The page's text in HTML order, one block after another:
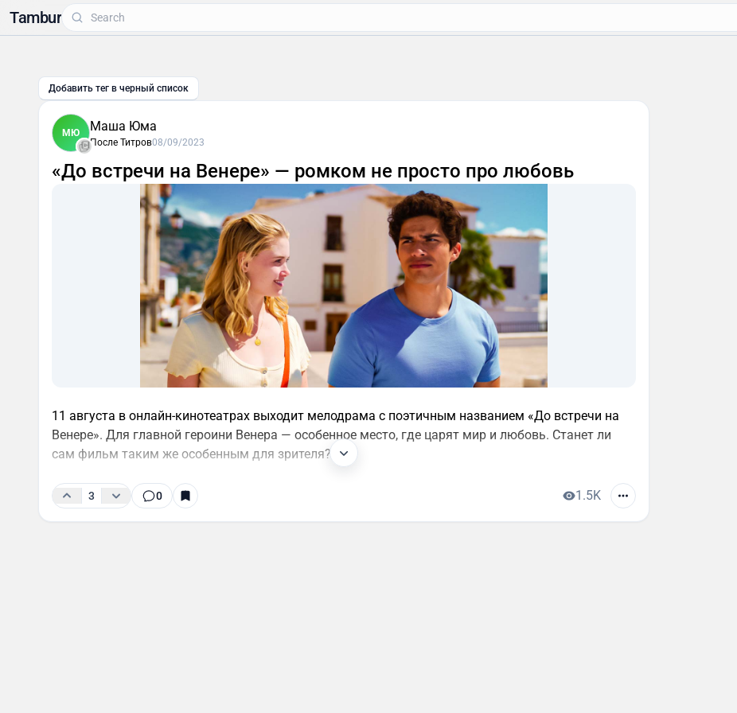
Tambur
Добавить тег в черный список
МЮ Маша Юма
После Титров08/09/2023
«До встречи на Венере» — ромком не просто про любовь
11 августа в онлайн-кинотеатрах выходит мелодрама с поэтичным названием «До встречи на
Венере». Для главной героини Венера — особенное место, где царят мир и любовь. Станет ли
сам фильм таким же особенным для зрителя?
3 0 1.5K